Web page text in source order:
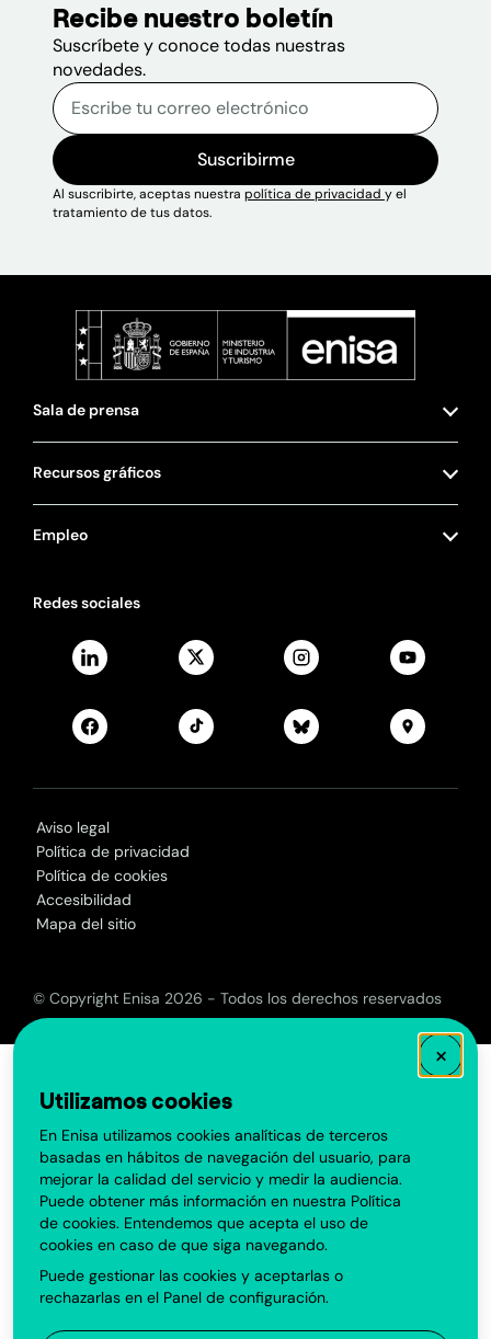
Recibe nuestro boletín
Suscríbete y conoce todas nuestras
novedades.
Sitio web
Escribe tu correo
Suscribirme
Al suscribirte, aceptas nuestra política de privacidad y el
tratamiento de tus datos.
×
Utilizamos cookies
En Enisa utilizamos cookies analíticas de terceros
basadas en hábitos de navegación del usuario, para
mejorar la calidad del servicio y medir la audiencia.
Puede obtener más información en nuestra Política
de cookies. Entendemos que acepta el uso de
cookies en caso de que siga navegando.
Puede gestionar las cookies y aceptarlas o
rechazarlas en el Panel de configuración.
Sala de prensa
Recursos gráficos
Empleo
Redes sociales
Aviso legal
Política de privacidad
Política de cookies
Accesibilidad
Mapa del sitio
© Copyright Enisa 2026 - Todos los derechos reservados